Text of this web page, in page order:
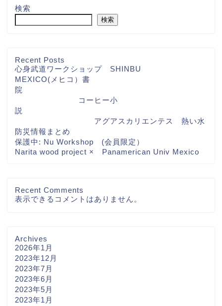
検索
検索
Recent Posts
心身武道ワークショップ SHINBU
MEXICO(メヒコ）書
院
コーヒー小
説
アグアスカリエンテス 熱い水
防災情報まとめ
保護中: Nu Workshop (会員限定）
Narita wood project × Panamerican Univ Mexico
Recent Comments
表示できるコメントはありません。
Archives
2026年1月
2023年12月
2023年7月
2023年6月
2023年5月
2023年1月